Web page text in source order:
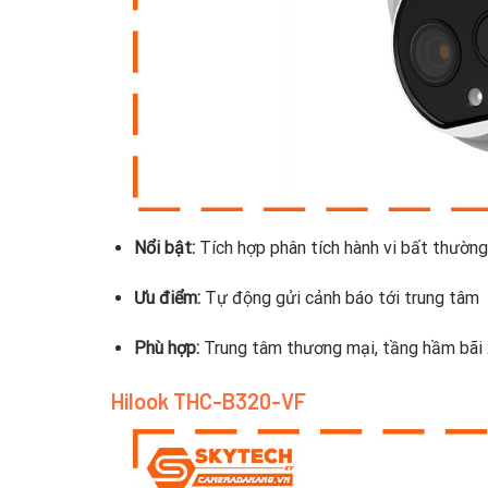
Nổi bật:Tích hợp phân tích hành vi bất thường
Ưu điểm:Tự động gửi cảnh báo tới trung tâm
Phù hợp:Trung tâm thương mại, tầng hầm bãi
Hilook THC-B320-VF